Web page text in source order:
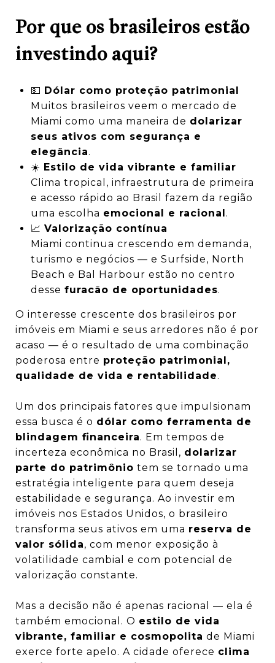
Por que os brasileiros estão
investindo aqui?
💵 Dólar como proteção patrimonial
Muitos brasileiros veem o mercado de
Miami como uma maneira de dolarizar
seus ativos com segurança e
elegância.
☀️ Estilo de vida vibrante e familiar
Clima tropical, infraestrutura de primeira
e acesso rápido ao Brasil fazem da região
uma escolha emocional e racional.
📈 Valorização contínua
Miami continua crescendo em demanda,
turismo e negócios — e Surfside, North
Beach e Bal Harbour estão no centro
desse furacão de oportunidades.
O interesse crescente dos brasileiros por
imóveis em Miami e seus arredores não é por
acaso — é o resultado de uma combinação
poderosa entre proteção patrimonial,
qualidade de vida e rentabilidade.
Um dos principais fatores que impulsionam
essa busca é o dólar como ferramenta de
blindagem financeira. Em tempos de
incerteza econômica no Brasil, dolarizar
parte do patrimônio tem se tornado uma
estratégia inteligente para quem deseja
estabilidade e segurança. Ao investir em
imóveis nos Estados Unidos, o brasileiro
transforma seus ativos em uma reserva de
valor sólida, com menor exposição à
volatilidade cambial e com potencial de
valorização constante.
Mas a decisão não é apenas racional — ela é
também emocional. O estilo de vida
vibrante, familiar e cosmopolita de Miami
exerce forte apelo. A cidade oferece clima